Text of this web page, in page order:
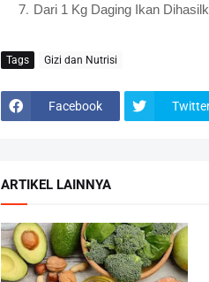
Dari 1 Kg Daging Ikan
Tags Gizi dan Nutrisi
Facebook
ARTIKEL LAINNYA